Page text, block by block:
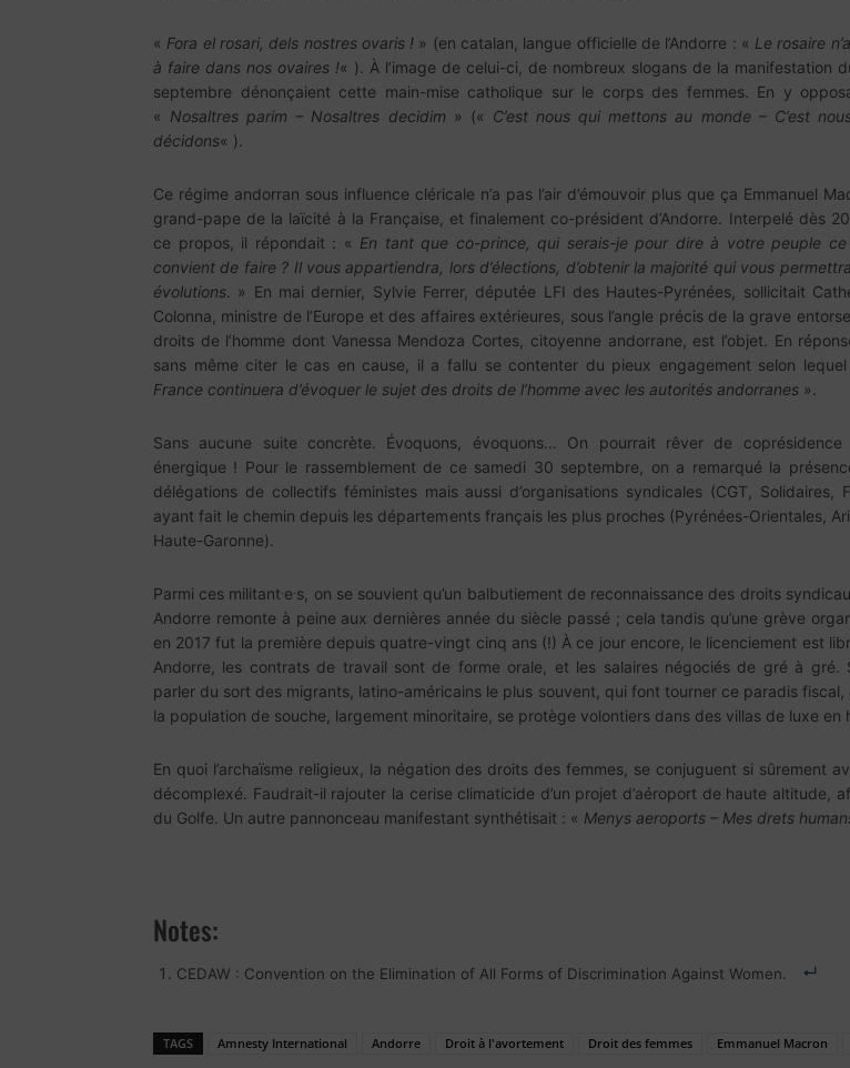
« Fora el rosari, dels nostres ovaris ! » (en catalan, langue officielle de l’Andorre : « Le rosaire
à faire dans nos ovaires !« ). À l’image de celui-ci, de nombreux slogans de la manifestation
septembre dénonçaient cette main-mise catholique sur le corps des femmes. En y
« Nosaltres parim – Nosaltres decidim » (« C’est nous qui mettons au monde – C’est
décidons« ).
Ce régime andorran sous influence cléricale n’a pas l’air d’émouvoir plus que ça Emmanuel
grand-pape de la laïcité à la Française, et finalement co-président d’Andorre. Interpelé dès
ce propos, il répondait : « En tant que co-prince, qui serais-je pour dire à votre peuple ce
convient de faire ? Il vous appartiendra, lors d’élections, d’obtenir la majorité qui vous
évolutions. » En mai dernier, Sylvie Ferrer, députée LFI des Hautes-Pyrénées, sollicitait
Colonna, ministre de l’Europe et des affaires extérieures, sous l’angle précis de la grave
droits de l’homme dont Vanessa Mendoza Cortes, citoyenne andorrane, est l’objet. En
sans même citer le cas en cause, il a fallu se contenter du pieux engagement selon lequel
France continuera d’évoquer le sujet des droits de l’homme avec les autorités andorranes ».
Sans aucune suite concrète. Évoquons, évoquons… On pourrait rêver de coprésidence
énergique ! Pour le rassemblement de ce samedi 30 septembre, on a remarqué la
délégations de collectifs féministes mais aussi d’organisations syndicales (CGT, Solidaires,
ayant fait le chemin depuis les départements français les plus proches (Pyrénées-Orientales,
Haute-Garonne).
Parmi ces militant.e.s, on se souvient qu’un balbutiement de reconnaissance des droits
Andorre remonte à peine aux dernières année du siècle passé ; cela tandis qu’une grève
en 2017 fut la première depuis quatre-vingt cinq ans (!) À ce jour encore, le licenciement est
Andorre, les contrats de travail sont de forme orale, et les salaires négociés de gré à gré.
parler du sort des migrants, latino-américains le plus souvent, qui font tourner ce paradis fiscal,
la population de souche, largement minoritaire, se protège volontiers dans des villas de luxe en
En quoi l’archaïsme religieux, la négation des droits des femmes, se conjuguent si sûrement
décomplexé. Faudrait-il rajouter la cerise climaticide d’un projet d’aéroport de haute
du Golfe. Un autre pannonceau manifestant synthétisait : « Menys aeroports – Mes drets
Notes:
CEDAW : Convention on the Elimination of All Forms of Discrimination Against Women.
TAGS Amnesty International Andorre Droit à l'avortement Droit des femmes Emmanuel Macron